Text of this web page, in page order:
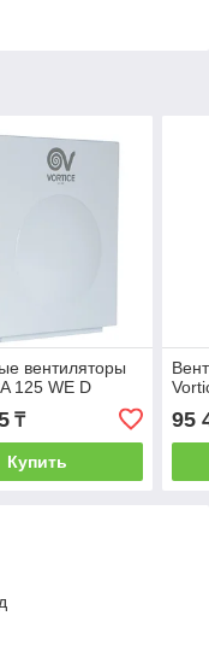
вентиляторы
125 WE D
₸
Купить
95